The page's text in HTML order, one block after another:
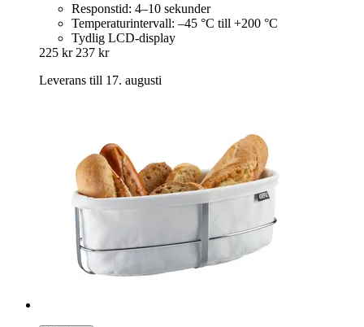
Responstid: 4–10 sekunder
Temperaturintervall: –45 °C till +200 °C
Tydlig LCD-display
225 kr 237 kr
Leverans till 17. augusti